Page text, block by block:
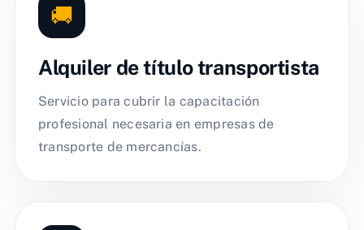
🚚
Alquiler de título transportista
Servicio para cubrir la capacitación
profesional necesaria en empresas de
transporte de mercancías.